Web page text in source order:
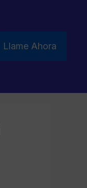
Llame Ahora